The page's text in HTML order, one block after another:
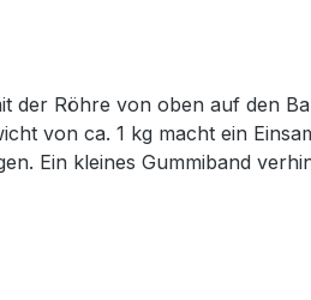
der Röhre von oben auf den
von ca. 1 kg macht ein
Ein kleines Gummiband